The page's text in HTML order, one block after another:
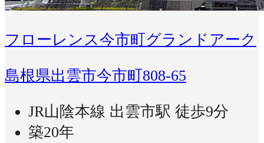
フローレンス今市町グランドアーク
島根県出雲市今市町808-65
JR山陰本線 出雲市駅 徒歩9分
築20年